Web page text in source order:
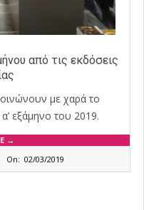
από τις εκδόσεις
με χαρά το
εξάμηνο του 2019.
→
On: 02/03/2019